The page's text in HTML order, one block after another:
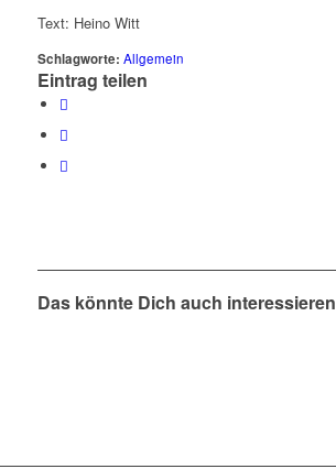
Text: Heino Witt
Schlagworte: Allgemein
Eintrag teilen
Das könnte Dich auch interessieren